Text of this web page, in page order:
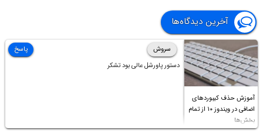
آخرین دیدگاه‌ها
آموزش حذف کیبوردهای
اضافی در ویندوز ۱۰ از تمام
بخش‌ها
سروش
دستور پاورشل عالی بود تشکر
پاسخ